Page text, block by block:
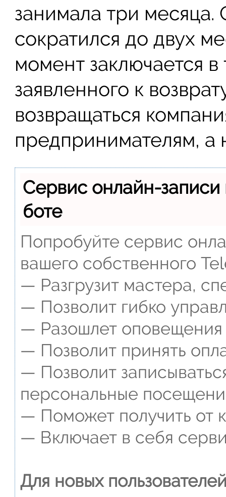
занимала три месяца.
сократился до двух
момент заключается в
заявленного к
возвращаться
предпринимателям, а
Сервис онлайн-
боте
Попробуйте сервис
вашего собственного
— Разгрузит мастера,
— Позволит гибко
— Разошлет оповещения
— Позволит принять
— Позволит
персональные
— Поможет получить от
— Включает в себя
Для новых